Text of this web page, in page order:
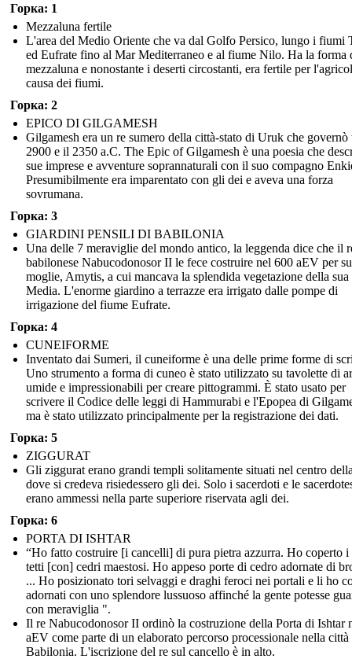
Горка: 1
Mezzaluna fertile
L'area del Medio Oriente che va dal Golfo Persico, lungo i fiumi
ed Eufrate fino al Mar Mediterraneo e al fiume Nilo. Ha la forma
mezzaluna e nonostante i deserti circostanti, era fertile per
causa dei fiumi.
Горка: 2
EPICO DI GILGAMESH
Gilgamesh era un re sumero della città-stato di Uruk che governò
2900 e il 2350 a.C. The Epic of Gilgamesh è una poesia che
sue imprese e avventure soprannaturali con il suo compagno
Presumibilmente era imparentato con gli dei e aveva una forza
sovrumana.
Горка: 3
GIARDINI PENSILI DI BABILONIA
Una delle 7 meraviglie del mondo antico, la leggenda dice che il
babilonese Nabucodonosor II le fece costruire nel 600 aEV per
moglie, Amytis, a cui mancava la splendida vegetazione della sua
Media. L'enorme giardino a terrazze era irrigato dalle pompe di
irrigazione del fiume Eufrate.
Горка: 4
CUNEIFORME
Inventato dai Sumeri, il cuneiforme è una delle prime forme di
Uno strumento a forma di cuneo è stato utilizzato su tavolette di
umide e impressionabili per creare pittogrammi. È stato usato per
scrivere il Codice delle leggi di Hammurabi e l'Epopea di
ma è stato utilizzato principalmente per la registrazione dei dati.
Горка: 5
ZIGGURAT
Gli ziggurat erano grandi templi solitamente situati nel centro
dove si credeva risiedessero gli dei. Solo i sacerdoti e le
erano ammessi nella parte superiore riservata agli dei.
Горка: 6
PORTA DI ISHTAR
“Ho fatto costruire [i cancelli] di pura pietra azzurra. Ho coperto
tetti [con] cedri maestosi. Ho appeso porte di cedro adornate di
... Ho posizionato tori selvaggi e draghi feroci nei portali e li ho
adornati con uno splendore lussuoso affinché la gente potesse
con meraviglia ".
Il re Nabucodonosor II ordinò la costruzione della Porta di Ishtar
aEV come parte di un elaborato percorso processionale nella città
Babilonia. L'iscrizione del re sul cancello è in alto.